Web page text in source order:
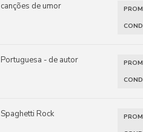
canções de umor
Portuguesa - de autor
Spaghetti Rock